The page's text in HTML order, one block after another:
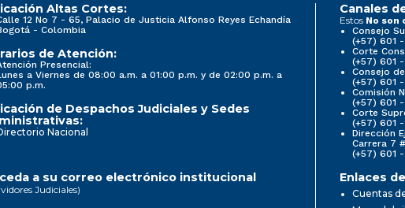
Altas Cortes:
12 No 7 - 65, Palacio de Justicia Alfonso Reyes Echandía
- Colombia
de Atención:
Presencial:
a Viernes de 08:00 a.m. a 01:00 p.m. y de 02:00 p.m. a
p.m.
de Despachos Judiciales y Sedes
Nacional
Canales
Estos No son
Consejo
(+57) 601
Corte
(+57) 601
Consejo
(+57) 601
Comisión
(+57) 601
Corte
(+57) 601
Dirección
Carrera 7
(+57) 601
a su correo electrónico institucional
Judiciales)
Enlaces
Cuentas